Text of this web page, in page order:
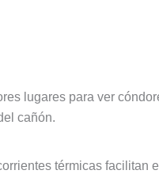
lugares para ver
cañón.
térmicas facilitan